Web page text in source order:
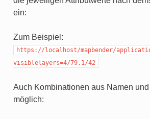
ein:
Zum Beispiel:
https://localhost/mapbender/
visiblelayers=4/79,1/42
Auch Kombinationen aus Namen
möglich: